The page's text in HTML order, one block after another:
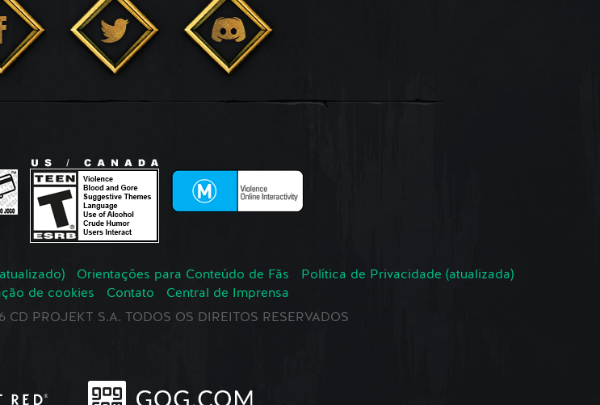
Orientações para Conteúdo de Fãs
Política de Privacidade (atualizada)
de cookies Contato
Central de Imprensa
PROJEKT S.A. TODOS OS DIREITOS RESERVADOS